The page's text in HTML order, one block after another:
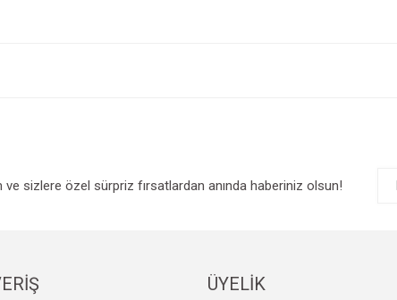
sizlere özel sürpriz fırsatlardan anında haberiniz olsun!
ÜYELİK